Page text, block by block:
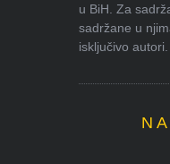
u BiH. Za
sadržane u
isključivo autori.